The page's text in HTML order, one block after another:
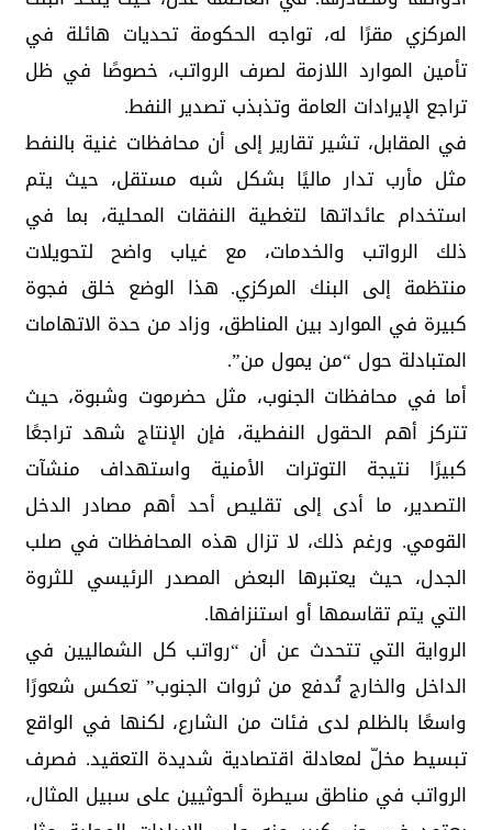
المركزي مقرًا له، تواجه الحكومة تحديات هائلة في
تأمين الموارد اللازمة لصرف الرواتب، خصوصًا في ظل
تراجع الإيرادات العامة وتذبذب تصدير النفط.
في المقابل، تشير تقارير إلى أن محافظات غنية بالنفط
مثل مأرب تدار ماليًا بشكل شبه مستقل، حيث يتم
استخدام عائداتها لتغطية النفقات المحلية، بما في
ذلك الرواتب والخدمات، مع غياب واضح لتحويلات
منتظمة إلى البنك المركزي. هذا الوضع خلق فجوة
كبيرة في الموارد بين المناطق، وزاد من حدة الاتهامات
المتبادلة حول “من يمول من”.
أما في محافظات الجنوب، مثل حضرموت وشبوة، حيث
تتركز أهم الحقول النفطية، فإن الإنتاج شهد تراجعًا
كبيرًا نتيجة التوترات الأمنية واستهداف منشآت
التصدير، ما أدى إلى تقليص أحد أهم مصادر الدخل
القومي. ورغم ذلك، لا تزال هذه المحافظات في صلب
الجدل، حيث يعتبرها البعض المصدر الرئيسي للثروة
التي يتم تقاسمها أو استنزافها.
الرواية التي تتحدث عن أن “رواتب كل الشماليين في
الداخل والخارج تُدفع من ثروات الجنوب” تعكس شعورًا
واسعًا بالظلم لدى فئات من الشارع، لكنها في الواقع
تبسيط مخلّ لمعادلة اقتصادية شديدة التعقيد. فصرف
الرواتب في مناطق سيطرة ألحوثيين على سبيل المثال،